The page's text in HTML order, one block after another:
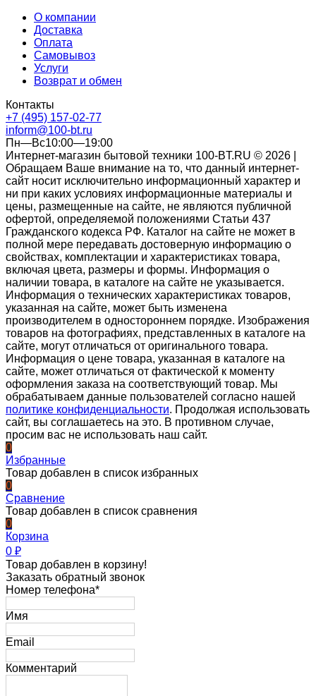
О компании
Доставка
Оплата
Самовывоз
Услуги
Возврат и обмен
Контакты
+7 (495) 157-02-77
inform@100-bt.ru
Пн—Вс10:00—19:00
Интернет-магазин бытовой техники 100-BT.RU © 2026 |
Обращаем Ваше внимание на то, что данный интернет-
сайт носит исключительно информационный характер и
ни при каких условиях информационные материалы и
цены, размещенные на сайте, не являются публичной
офертой, определяемой положениями Статьи 437
Гражданского кодекса РФ. Каталог на сайте не может в
полной мере передавать достоверную информацию о
свойствах, комплектации и характеристиках товара,
включая цвета, размеры и формы. Информация о
наличии товара, в каталоге на сайте не указывается.
Информация о технических характеристиках товаров,
указанная на сайте, может быть изменена
производителем в одностороннем порядке. Изображения
товаров на фотографиях, представленных в каталоге на
сайте, могут отличаться от оригинального товара.
Информация о цене товара, указанная в каталоге на
сайте, может отличаться от фактической к моменту
оформления заказа на соответствующий товар. Мы
обрабатываем данные пользователей согласно нашей
политике конфиденциальности. Продолжая использовать
сайт, вы соглашаетесь на это. В противном случае,
просим вас не использовать наш сайт.
0
Избранные
Товар добавлен в список избранных
0
Сравнение
Товар добавлен в список сравнения
0
Корзина
0 ₽
Товар добавлен в корзину!
Заказать обратный звонок
Номер телефона*
Имя
Email
Комментарий